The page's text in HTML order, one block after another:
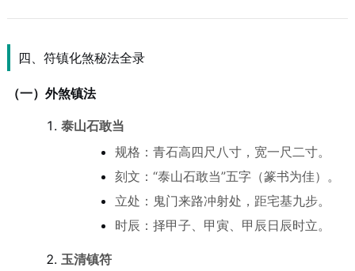
四、符镇化煞秘法全录
（一）外煞镇法
泰山石敢当
规格：青石高四尺八寸，宽一尺二寸。
刻文：“泰山石敢当”五字（篆书为佳）。
立处：鬼门来路冲射处，距宅基九步。
时辰：择甲子、甲寅、甲辰日辰时立。
玉清镇符